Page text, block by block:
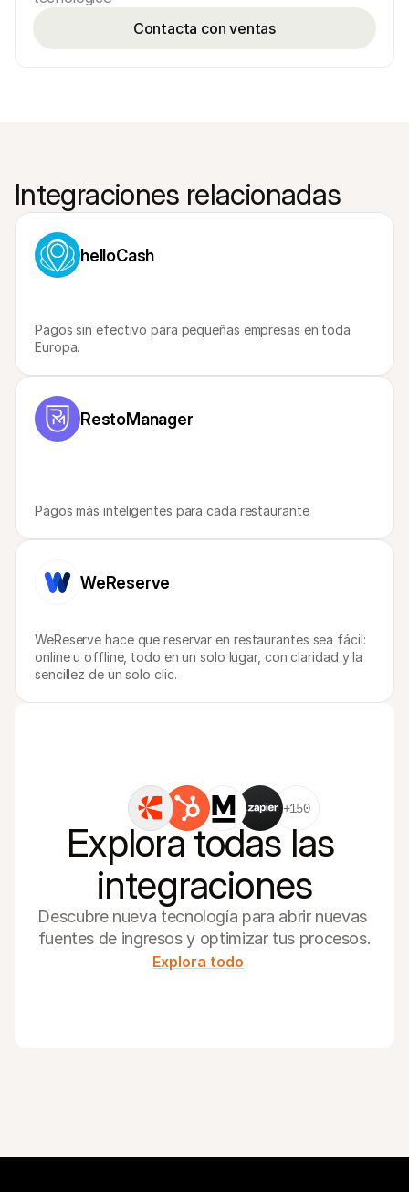
Contacta con ventas
Integraciones relacionadas
helloCash
Pagos sin efectivo para pequeñas empresas en toda
Europa.
RestoManager
Pagos más inteligentes para cada restaurante
WeReserve
WeReserve hace que reservar en restaurantes sea fácil:
online u offline, todo en un solo lugar, con claridad y la
sencillez de un solo clic.
+150
Explora todas las
integraciones
Descubre nueva tecnología para abrir nuevas
fuentes de ingresos y optimizar tus procesos.
Explora todo